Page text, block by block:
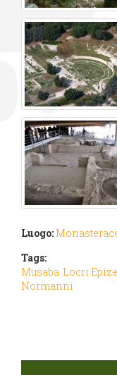
Luogo:
Tags:
Musaba Locri
Normanni